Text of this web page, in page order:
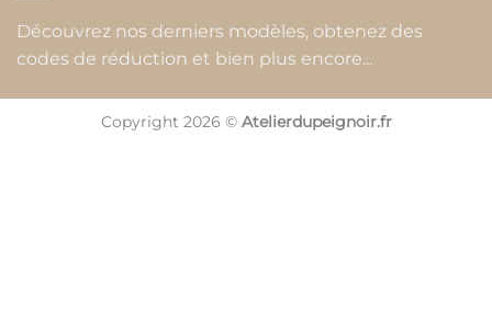
Découvrez nos derniers modèles, obtenez des
codes de réduction et bien plus encore...
Copyright 2026 © Atelierdupeignoir.fr